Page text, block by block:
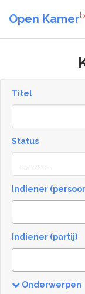
Open Kamer
Titel
Status
[invalid
name]
Indiener
Indiener (partij)
Onderwerpen